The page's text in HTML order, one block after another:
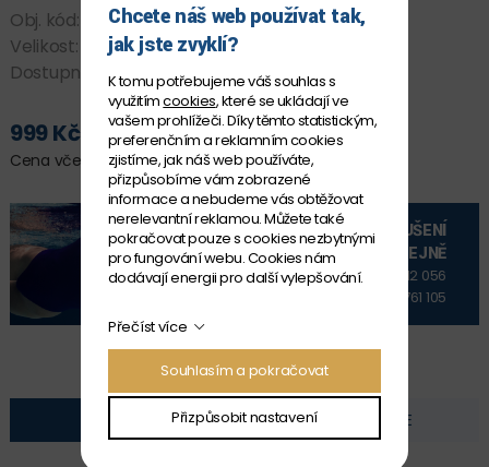
Obj. kód:
006483_581 D34
Velikost:
D 34
Dostupnost:SKLADEM
999 Kč
Cena včetně DPH
PŘIDAT DO KOŠÍKU
VYZKOUŠENÍ
NA PRODEJNĚ
+420 606 912 056
+420 606 761 105
FOTOGALERIE
Chcete náš web používat tak,
jak jste zvyklí?
K tomu potřebujeme váš souhlas s
využitímcookies, které se ukládají ve
vašem prohlížeči. Díky těmto statistickým,
preferenčním a reklamním cookies
zjistíme, jak náš web používáte,
přizpůsobíme vám zobrazené
informace a nebudeme vás obtěžovat
nerelevantní reklamou. Můžete také
pokračovat pouze s cookies nezbytnými
pro fungování webu. Cookies nám
dodávají energii pro další vylepšování.
Přečíst více
Souhlasím a pokračovat
Přizpůsobit nastavení